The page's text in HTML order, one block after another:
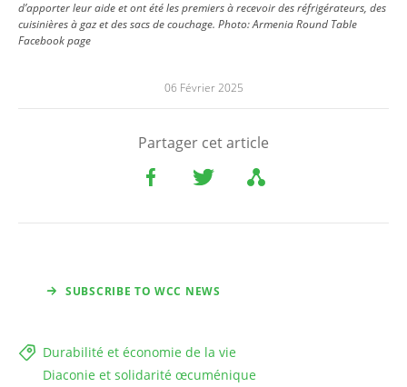
d’apporter leur aide et ont été les premiers à recevoir des réfrigérateurs, des
cuisinières à gaz et des sacs de couchage. Photo:Armenia Round Table
Facebook page
06 Février 2025
Partager cet article
SUBSCRIBE TO WCC NEWS
Durabilité et économie de la vie
Diaconie et solidarité œcuménique